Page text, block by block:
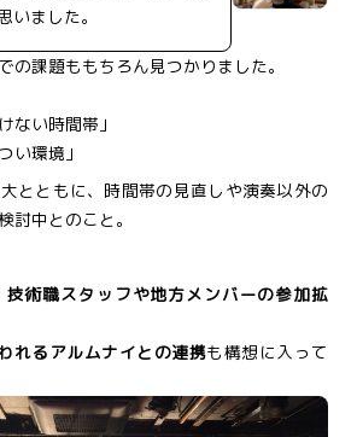
いました。
の課題ももちろん見つかりました。
ない時間帯」
い環境」
とともに、時間帯の見直しや演奏以外の
討中とのこと。
技術職スタッフや地方メンバーの参加拡
れるアルムナイとの連携も構想に入って